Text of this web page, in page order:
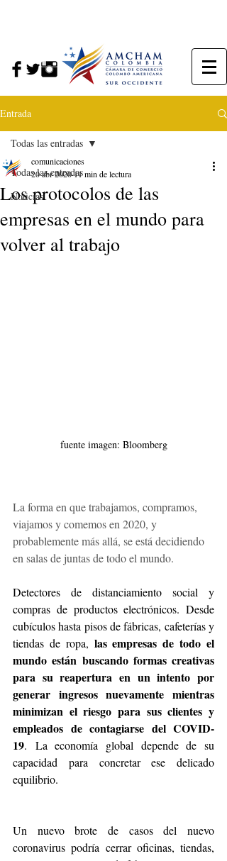
Entrada
Todas las entradas
Noticias
Todas las entradas
Los protocolos de las
empresas en el mundo para
volver al trabajo
comunicaciones
20 abr 202011 min de lectura
fuente imagen: Bloomberg
La forma en que trabajamos, compramos,
viajamos y comemos en 2020, y
probablemente más allá, se está decidiendo
en salas de juntas de todo el mundo.
Detectores de distanciamiento social y
compras de productos electrónicos. Desde
cubículos hasta pisos de fábricas, cafeterías y
tiendas de ropa, las empresas de todo el
mundo están buscando formas creativas
para su reapertura en un intento por
generar ingresos nuevamente mientras
minimizan el riesgo para sus clientes y
empleados de contagiarse del COVID-
19. La economía global depende de su
capacidad para concretar ese delicado
equilibrio.
Un nuevo brote de casos del nuevo
coronavirus podría cerrar oficinas, tiendas,